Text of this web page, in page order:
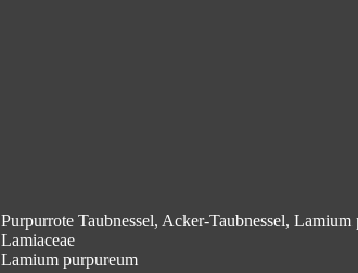
Purpurrote Taubnessel, Acker-Taubnessel, Lamium
Lamiaceae
Lamium purpureum